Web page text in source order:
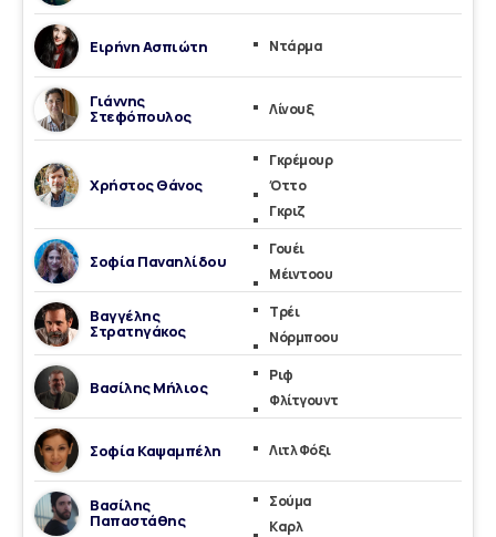
Ειρήνη Ασπιώτη Ντάρμα
Γιάννης
Στεφόπουλος Λίνουξ
Χρήστος Θάνος
Γκρέμουρ
Όττο
Γκριζ
Σοφία Παναηλίδου
Γουέι
Μέιντοου
Βαγγέλης
Στρατηγάκος
Τρέι
Νόρμποου
Βασίλης Μήλιος
Ριφ
Φλίτγουντ
Σοφία Καψαμπέλη Λιτλ Φόξι
Βασίλης
Παπαστάθης
Σούμα
Καρλ